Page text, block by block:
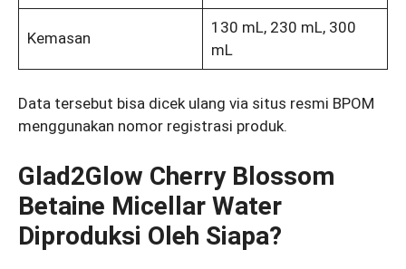
Kemasan
130 mL, 230 mL, 300
mL
Data tersebut bisa dicek ulang via situs resmi BPOM
menggunakan nomor registrasi produk.
Glad2Glow Cherry Blossom
Betaine Micellar Water
Diproduksi Oleh Siapa?